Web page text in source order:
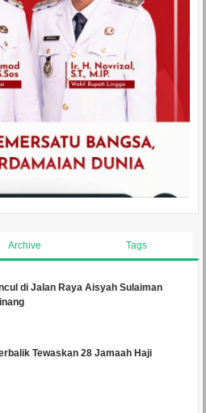
Archive Tags
di Jalan Raya Aisyah Sulaiman
Tewaskan 28 Jamaah Haji